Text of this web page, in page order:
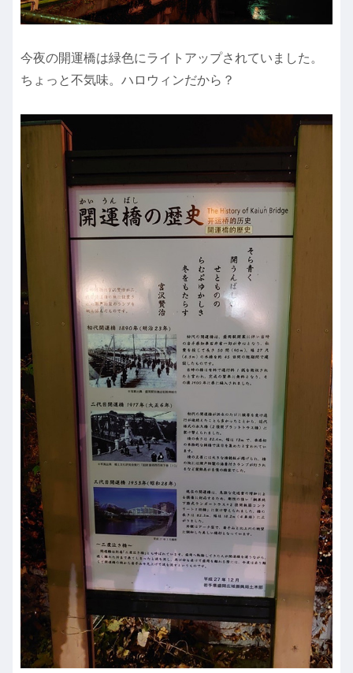
今夜の開運橋は緑色にライトアップされていました。
ちょっと不気味。ハロウィンだから？